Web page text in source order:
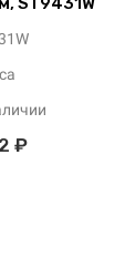
₽